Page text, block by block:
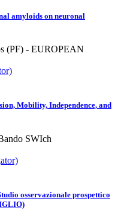
amyloids on neuronal
(PF) - EUROPEAN
Mobility, Independence, and
SWIch
osservazionale prospettico